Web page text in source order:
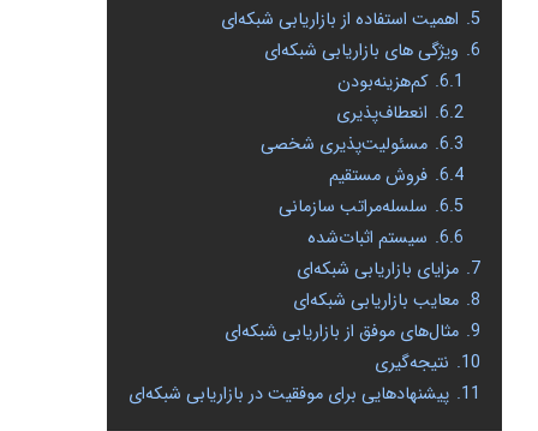
5. اهمیت استفاده از بازاریابی شبکه‌ای
6. ویژگی های بازاریابی شبکه‌ای
6.1. کم‌هزینه‌بودن
6.2. انعطاف‌پذیری
6.3. مسئولیت‌پذیری شخصی
6.4. فروش مستقیم
6.5. سلسله‌مراتب سازمانی
6.6. سیستم اثبات‌شده
7. مزایای بازاریابی شبکه‌ای
8. معایب بازاریابی شبکه‌ای
9. مثال‌های موفق از بازاریابی شبکه‌ای
10. نتیجه‌گیری
11. پیشنهادهایی برای موفقیت در بازاریابی شبکه‌ای